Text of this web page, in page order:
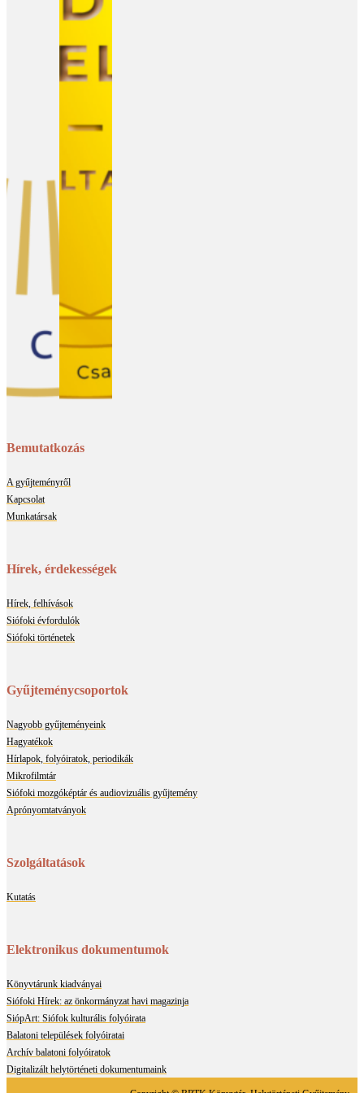
Bemutatkozás
A gyűjteményről
Kapcsolat
Munkatársak
Hírek, érdekességek
Hírek, felhívások
Siófoki évfordulók
Siófoki történetek
Gyűjteménycsoportok
Nagyobb gyűjteményeink
Hagyatékok
Hírlapok, folyóiratok, periodikák
Mikrofilmtár
Siófoki mozgóképtár és audiovizuális gyűjtemény
Aprónyomtatványok
Szolgáltatások
Kutatás
Elektronikus dokumentumok
Könyvtárunk kiadványai
Siófoki Hírek: az önkormányzat havi magazinja
SiópArt: Siófok kulturális folyóirata
Balatoni települések folyóiratai
Archív balatoni folyóiratok
Digitalizált helytörténeti dokumentumaink